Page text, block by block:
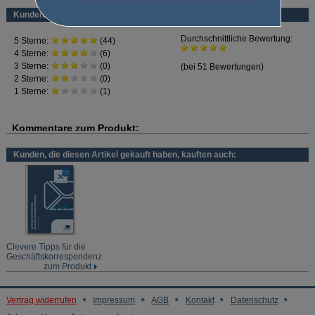
Die Autorin ist Expertin im Umgang mit komplizierten Texten.
Sie lernen...
typische Fehlerquellen kennen,
welche Wörter besonders entscheidend sind
und wie man an komplizierte Fragen herangehen kann.
Kundenbewertung
Kunden, die diesen Artikel gekauft haben, kauften auch:
Clevere Tipps für die
Geschäftskorrespondenz
zum Produkt
Vertrag widerrufen Impressum AGB Kontakt
Datenschutz